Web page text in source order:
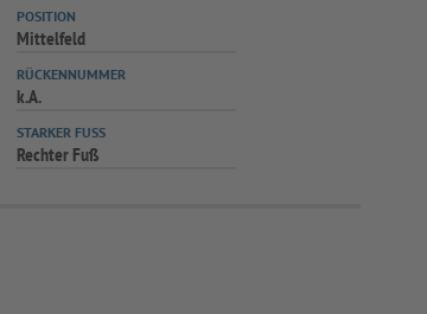
POSITION
Mittelfeld
RÜCKENNUMMER
k.A.
STARKER FUSS
Rechter Fuß